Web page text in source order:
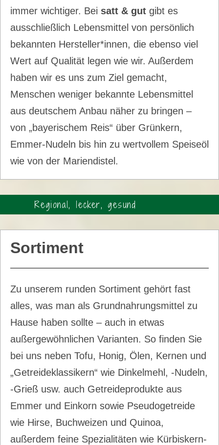
immer wichtiger. Bei satt & gut gibt es
ausschließlich Lebensmittel von persönlich
bekannten Hersteller*innen, die ebenso viel
Wert auf Qualität legen wie wir. Außerdem
haben wir es uns zum Ziel gemacht,
Menschen weniger bekannte Lebensmittel
aus deutschem Anbau näher zu bringen –
von „bayerischem Reis“ über Grünkern,
Emmer-Nudeln bis hin zu wertvollem Speiseöl
wie von der Mariendistel.
Regional, lecker, gesund
Sortiment
Zu unserem runden Sortiment gehört fast
alles, was man als Grundnahrungsmittel zu
Hause haben sollte – auch in etwas
außergewöhnlichen Varianten. So finden Sie
bei uns neben Tofu, Honig, Ölen, Kernen und
„Getreideklassikern“ wie Dinkelmehl, -Nudeln,
-Grieß usw. auch Getreideprodukte aus
Emmer und Einkorn sowie Pseudogetreide
wie Hirse, Buchweizen und Quinoa,
außerdem feine Spezialitäten wie Kürbiskern-